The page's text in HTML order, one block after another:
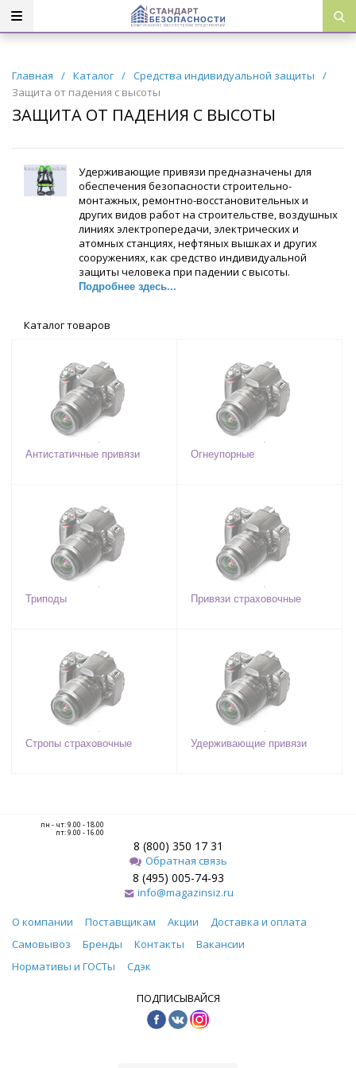
Главная / Каталог / Средства индивидуальной защиты
/
Защита от падения с высоты
ЗАЩИТА ОТ ПАДЕНИЯ С ВЫСОТЫ
Удерживающие привязи предназначены для
обеспечения безопасности строительно-
монтажных, ремонтно-восстановительных и
других видов работ на строительстве, воздушных
линиях электропередачи, электрических и
атомных станциях, нефтяных вышках и других
сооружениях, как средство индивидуальной
защиты человека при падении с высоты.
Подробнее здесь...
Каталог товаров
Антистатичные привязи Огнеупорные
Триподы Привязи страховочные
Стропы страховочные Удерживающие привязи
пн - чт: 9.00 - 18.00
пт: 9.00 - 16.00
8 (800) 350 17 31
Обратная связь
8 (495) 005-74-93
info@magazinsiz.ru
О компании Поставщикам Акции
Доставка и оплата
Самовывоз
Бренды Контакты
Вакансии
Нормативы и ГОСТы
Сдэк
ПОДПИСЫВАЙСЯ